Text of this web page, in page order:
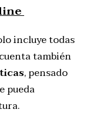
incluye todas
también
, pensado
pueda